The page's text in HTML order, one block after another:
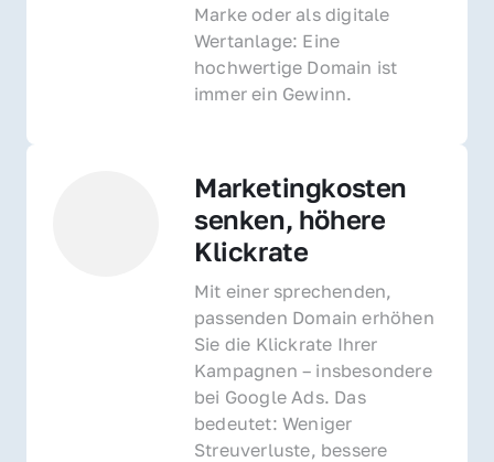
Marke oder als digitale
Wertanlage: Eine
hochwertige Domain ist
immer ein Gewinn.
Marketingkosten
senken, höhere
Klickrate
Mit einer sprechenden,
passenden Domain erhöhen
Sie die Klickrate Ihrer
Kampagnen – insbesondere
bei Google Ads. Das
bedeutet: Weniger
Streuverluste, bessere